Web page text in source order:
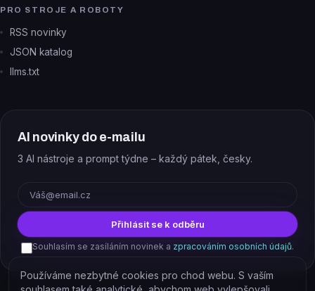
PRO STROJE A ROBOTY
RSS novinky
JSON katalog
llms.txt
AI novinky do e-mailu
3 AI nástroje a prompt týdne – každý pátek, česky.
Přihlásit se k odběru
Souhlasím se zasíláním novinek a zpracováním osobních údajů.
Používáme nezbytné cookies pro chod webu. S vaším